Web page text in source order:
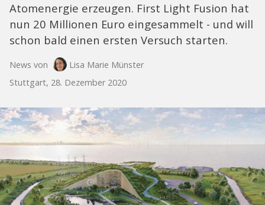
Atomenergie erzeugen. First Light Fusion hat
nun 20 Millionen Euro eingesammelt - und will
schon bald einen ersten Versuch starten.
News von
Lisa Marie Münster
Stuttgart, 28. Dezember 2020